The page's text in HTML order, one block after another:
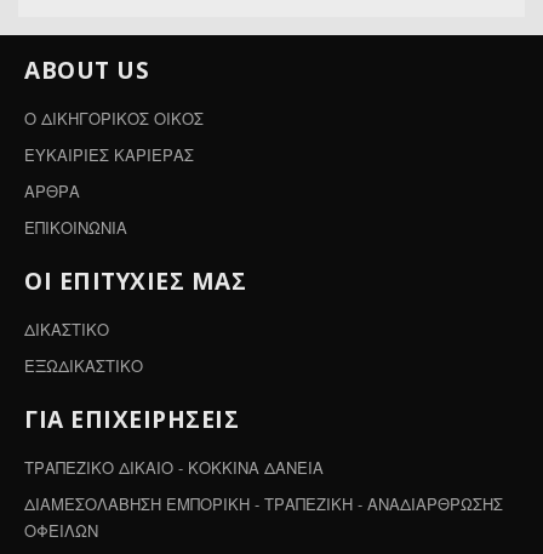
ABOUT US
Ο ΔΙΚΗΓΟΡΙΚΟΣ ΟΙΚΟΣ
ΕΥΚΑΙΡΙΕΣ ΚΑΡΙΕΡΑΣ
ΑΡΘΡΑ
ΕΠΙΚΟΙΝΩΝΙΑ
ΟΙ ΕΠΙΤΥΧΙΕΣ ΜΑΣ
ΔΙΚΑΣΤΙΚΟ
ΕΞΩΔΙΚΑΣΤΙΚΟ
ΓΙΑ ΕΠΙΧΕΙΡΗΣΕΙΣ
ΤΡΑΠΕΖΙΚΟ ΔΙΚΑΙΟ - ΚΟΚΚΙΝΑ ΔΑΝΕΙΑ
ΔΙΑΜΕΣΟΛΑΒΗΣΗ ΕΜΠΟΡΙΚΗ - ΤΡΑΠΕΖΙΚΗ - ΑΝΑΔΙΑΡΘΡΩΣΗΣ
ΟΦΕΙΛΩΝ